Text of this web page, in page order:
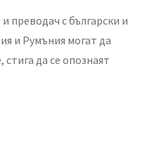
преводач с български и
и Румъния могат да
да се опознаят